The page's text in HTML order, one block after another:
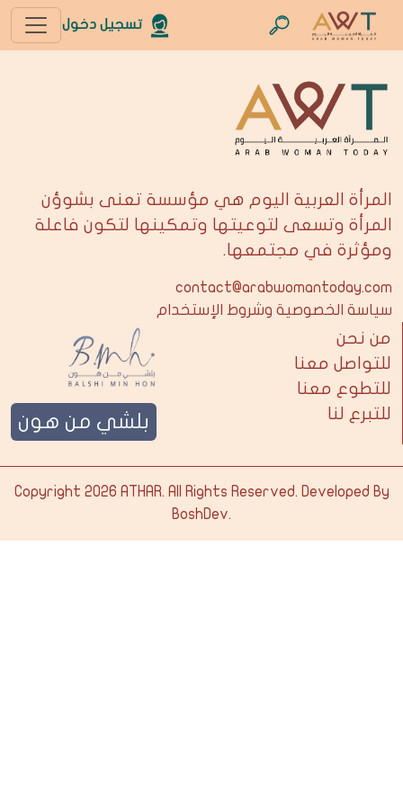
تسجيل دخول
المرأة العربية اليوم هي مؤسسة تعنى بشوؤن
المرأة وتسعى لتوعيتها وتمكينها لتكون فاعلة
ومؤثرة في مجتمعها.
contact@arabwomantoday.com
سياسة الخصوصية وشروط الإستخدام
من نحن
للتواصل معنا
للتطوع معنا
للتبرع لنا
بلشي من هون
Copyright 2026 ATHAR. All Rights Reserved. Developed By
BoshDev.